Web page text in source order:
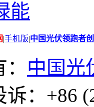
能
|手机版|中国光伏领跑者
中国光
诉：+86